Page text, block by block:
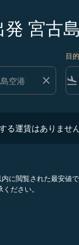
宮古
close
目
flight_land
る運賃はありませ
に閲覧された最安値
ださい。